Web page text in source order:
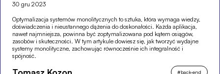
30 gru 2023
Optymalizacja systemów monolitycznych to sztuka, która wymaga wiedzy,
doświadczenia i nieustannego dążenia do doskonałości. Każda aplikacja,
nawet najmniejsza, powinna być zoptymalizowana pod kątem osiągów,
zasobów i skuteczności. W tym artykule dowiesz się, jak tworzyć wydajne
systemy monolityczne, zachowując równocześnie ich integralność i
spójność.
#back-end